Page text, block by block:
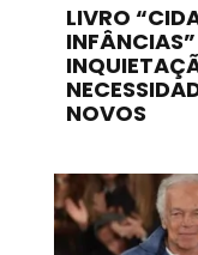
LIVRO
NOVOS